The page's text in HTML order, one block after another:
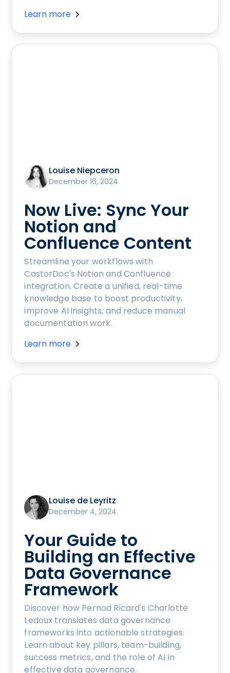
Learn more
Louise Niepceron
December 16, 2024
Now Live: Sync Your
Notion and
Confluence Content
Streamline your workflows with
CastorDoc's Notion and Confluence
integration. Create a unified, real-time
knowledge base to boost productivity,
improve AI insights, and reduce manual
documentation work.
Learn more
Louise de Leyritz
December 4, 2024
Your Guide to
Building an Effective
Data Governance
Framework
Discover how Pernod Ricard's Charlotte
Ledoux translates data governance
frameworks into actionable strategies.
Learn about key pillars, team-building,
success metrics, and the role of AI in
effective data governance.